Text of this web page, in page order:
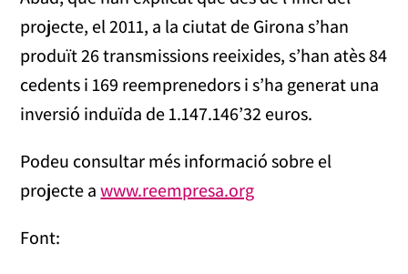
projecte, el 2011, a la ciutat de Girona s’han
produït 26 transmissions reeixides, s’han atès 84
cedents i 169 reemprenedors i s’ha generat una
inversió induïda de 1.147.146’32 euros.
Podeu consultar més informació sobre el
projecte awww.reempresa.org
Font: